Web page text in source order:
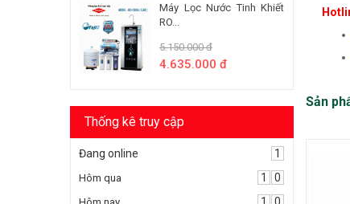
Máy Lọc Nước Tinh Khiết
RO...
5.150.000 đ
4.635.000 đ
Thống kê truy cập
Đang online 1
Hôm qua 1 0
Sản